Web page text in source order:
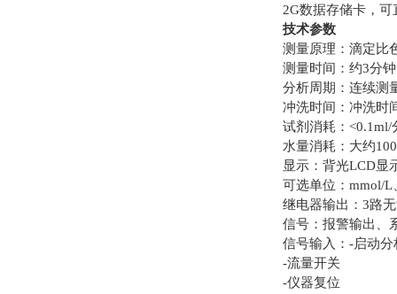
2G数据存储卡，
技术参数
测量原理：滴定比
测量时间：约3分
分析周期：连续测
冲洗时间：冲洗时
试剂消耗：<0.1ml/
水量消耗：大约
显示：背光LCD显
可选单位：mmol/L
继电器输出：3路
信号：报警输出、
信号输入：-启动分
-流量开关
-仪器复位